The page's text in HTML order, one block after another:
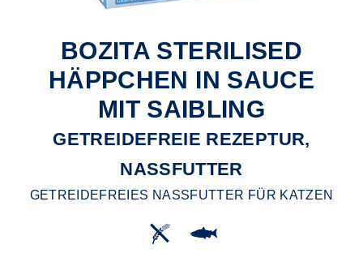
BOZITA STERILISED
HÄPPCHEN IN SAUCE
MIT SAIBLING
GETREIDEFREIE REZEPTUR,
NASSFUTTER
GETREIDEFREIES NASSFUTTER FÜR KATZEN